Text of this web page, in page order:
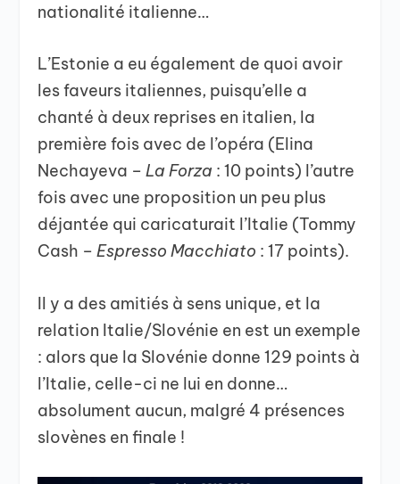
nationalité italienne…
L’Estonie a eu également de quoi avoir
les faveurs italiennes, puisqu’elle a
chanté à deux reprises en italien, la
première fois avec de l’opéra (Elina
Nechayeva –La Forza : 10 points) l’autre
fois avec une proposition un peu plus
déjantée qui caricaturait l’Italie (Tommy
Cash –Espresso Macchiato : 17 points).
Il y a des amitiés à sens unique, et la
relation Italie/Slovénie en est un exemple
: alors que la Slovénie donne 129 points à
l’Italie, celle-ci ne lui en donne…
absolument aucun, malgré 4 présences
slovènes en finale !